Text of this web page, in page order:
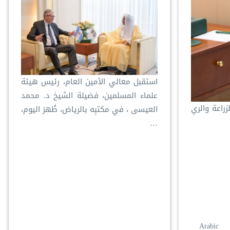
وزير الزراعة والري
Arabic
استقبل معالي الأمين العام، رئيس هيئة
علماء المسلمين، فضيلة الشيخ د. ⁧‫محمد
العيسى‬⁩ ‬⁩، في مكتبِه بالرياض، ظُهرَ اليوم،
…